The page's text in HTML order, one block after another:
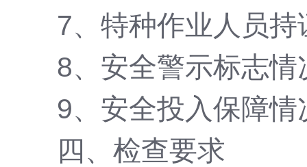
7、特种作业人员
8、安全警示标志情
9、安全投入保障情
四、检查要求